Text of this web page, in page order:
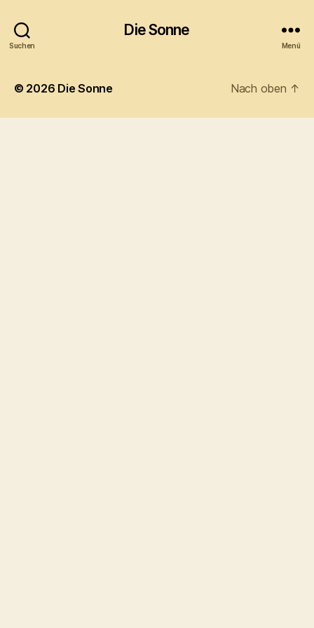
Suchen
Die Sonne
Menü
© 2026 Die Sonne Nach oben ↑